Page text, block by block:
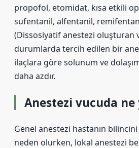
propofol, etomidat, kısa etkili
sufentanil, alfentanil,
(Dissosiyatif anestezi oluşturan
durumlarda tercih edilen bir
ilaçlara göre solunum ve
daha azdır.
Anestezi vucuda ne
Genel anestezi hastanın
neden olurken, lokal anestezi